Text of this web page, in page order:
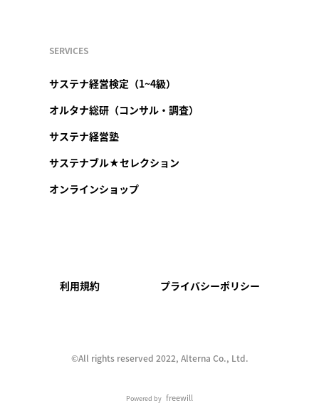
SERVICES
サステナ経営検定（1~4級）
オルタナ総研（コンサル・調査）
サステナ経営塾
サステナブル★セレクション
オンラインショップ
利用規約 プライバシーポリシー
©︎All rights reserved 2022, Alterna Co., Ltd.
Powered by freewill